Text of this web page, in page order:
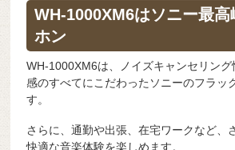
WH-1000XM6はソニー最高
ホン
WH-1000XM6は、ノイズキャンセリン
感のすべてにこだわったソニーのフラッ
す。
さらに、通勤や出張、在宅ワークなど、
快適な音楽体験を楽しめます。